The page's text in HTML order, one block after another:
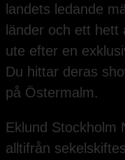
landets ledande
länder och ett
ute efter en
Du hittar deras
på Östermalm.
Eklund Stockholm
alltifrån